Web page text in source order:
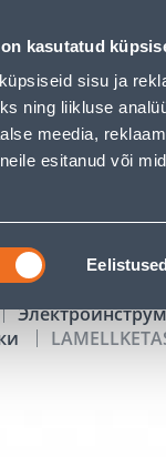
kasutatud
sisu ja
ning liikluse
meedia,
esitanud või
Eelistused
loaded
клиентов